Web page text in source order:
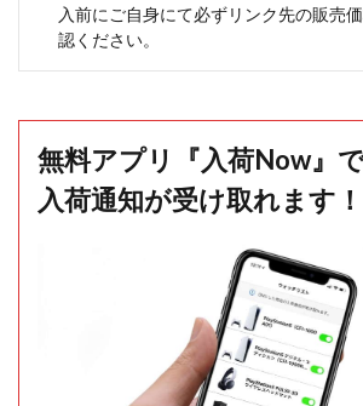
入前にご自身にて必ずリンク先の販売
認ください。
無料アプリ『入荷Now』
入荷通知が受け取れます！